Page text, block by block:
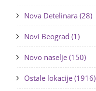
Nova Detelinara (28)
Novi Beograd (1)
Novo naselje (150)
Ostale lokacije (1916)